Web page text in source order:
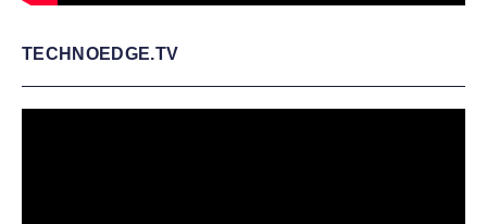
TECHNOEDGE.TV